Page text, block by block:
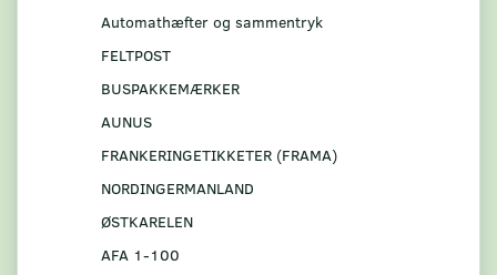
Automathæfter og sammentryk
FELTPOST
BUSPAKKEMÆRKER
AUNUS
FRANKERINGETIKKETER (FRAMA)
NORDINGERMANLAND
ØSTKARELEN
AFA 1-100